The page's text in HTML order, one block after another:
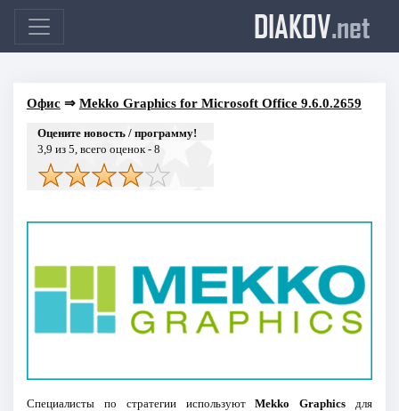
DIAKOV.net
Офис⇒ Mekko Graphics for Microsoft Office 9.6.0.2659
Оцените новость / программу!
3,9 из 5, всего оценок - 8
Специалисты по стратегии используютMekko Graphics для